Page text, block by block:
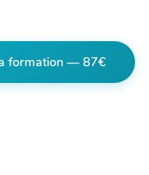
formation — 87€